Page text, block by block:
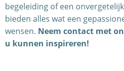
begeleiding of een
bieden alles wat een
wensen. Neem contact met
u kunnen inspireren!